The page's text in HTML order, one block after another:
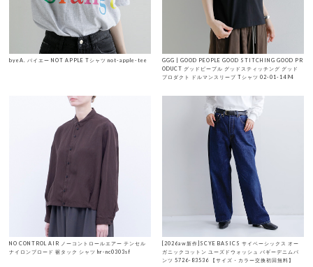
byeA. バイエー NOT APPLE Tシャツ not-apple-tee
GGG | GOOD PEOPLE GOOD STITCHING GOOD PR
ODUCT グッドピープル グッドスティッチング グッド
プロダクト ドルマンスリーブ Tシャツ 02-01-1494
NO CONTROL AIR ノーコントロールエアー テンセル
ナイロンブロード 裾タック シャツ hr-nc0303sf
[2026aw新作]SCYE BASICS サイベーシックス オー
ガニックコットン ユーズドウォッシュ バギーデニムパ
ンツ 5726-83536 【サイズ・カラー交換初回無料】